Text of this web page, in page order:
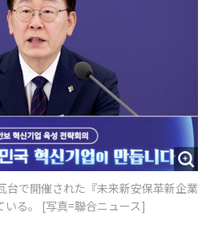
台で開催された『未来新安保革新企業
る。 [写真=聯合ニュース]